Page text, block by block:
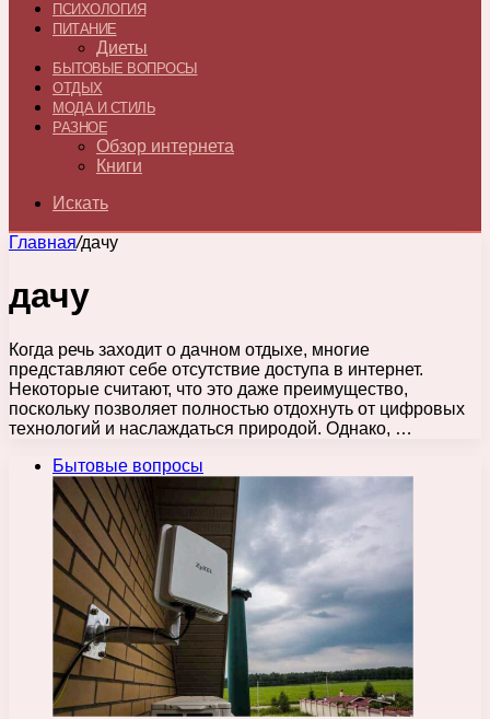
ПСИХОЛОГИЯ
ПИТАНИЕ
Диеты
БЫТОВЫЕ ВОПРОСЫ
ОТДЫХ
МОДА И СТИЛЬ
РАЗНОЕ
Обзор интернета
Книги
Искать
Главная/дачу
дачу
Когда речь заходит о дачном отдыхе, многие
представляют себе отсутствие доступа в интернет.
Некоторые считают, что это даже преимущество,
поскольку позволяет полностью отдохнуть от цифровых
технологий и наслаждаться природой. Однако, …
Бытовые вопросы